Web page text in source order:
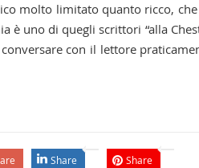
molto limitato quanto ricco,
è uno di quegli scrittori “alla
conversare con il lettore
Share Share